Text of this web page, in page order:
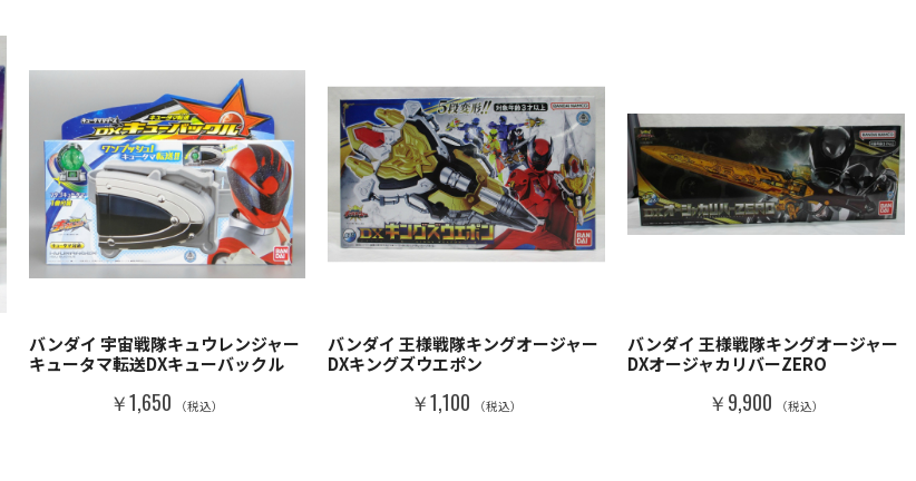
バンダイ 宇宙戦隊キュウレンジャー
キュータマ転送DXキューバックル
￥1,650 （税込）
バンダイ 王様戦隊キングオージャー
DXキングズウエポン
￥1,100 （税込）
バンダイ 王様戦隊キングオージャー
DXオージャカリバーZERO
￥9,900 （税込）